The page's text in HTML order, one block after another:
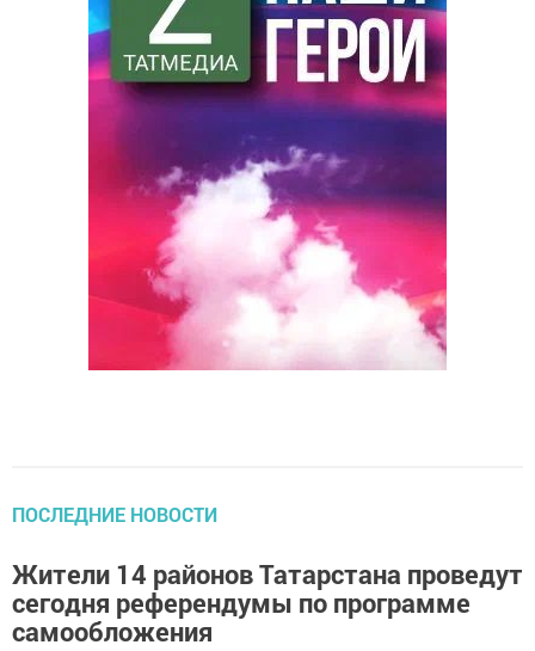
ПОСЛЕДНИЕ НОВОСТИ
Жители 14 районов Татарстана проведут
сегодня референдумы по программе
самообложения